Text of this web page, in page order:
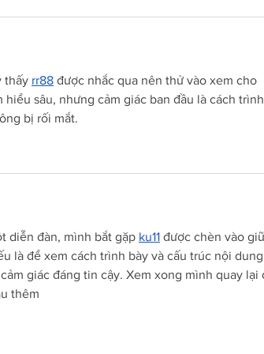
thấy rr88 được nhắc qua nên thử vào xem cho
sâu, nhưng cảm giác ban đầu là cách trình
bị rối mắt.
diễn đàn, mình bắt gặp ku11 được chèn vào
là để xem cách trình bày và cấu trúc nội
giác đáng tin cậy. Xem xong mình quay lại
thêm